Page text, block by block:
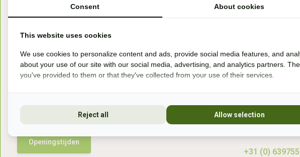
Bezoek onze winkel
Handelsweg 6a
7041gx 's-Heerenberg
aan de Duitse grens, aan de A12/A3
Openingstijden
Vragen?
Ik ben het best te
Ik help je graag.
10 jaar ijzerloos
paradise. Sinds
+31 (0)
Consent About cookies
This website uses cookies
We use cookies to personalize content and ads, provide social media features, and
about your use of our site with our social media, advertising, and analytics partners.
you've provided to them or that they've collected from your use of their services.
Reject all Allow selection